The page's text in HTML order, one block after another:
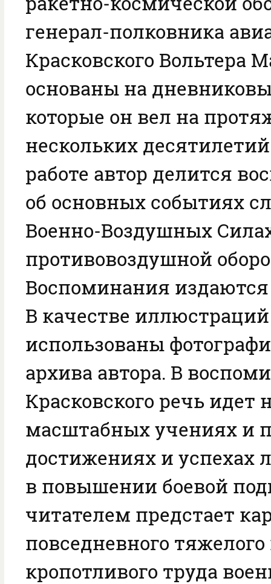
генерал-полковника
Красковского Вольтера
основаны на
которые он вел на
нескольких
работе автор делится
об основных событиях
Военно-Воздушных
противовоздушной
Воспоминания издаются
В качестве
использованы
архива автора. В
Красковского речь идет
масштабных учениях и
достижениях и успехах
в повышении боевой
читателем предстает
повседневного тяжелого
кропотливого труда